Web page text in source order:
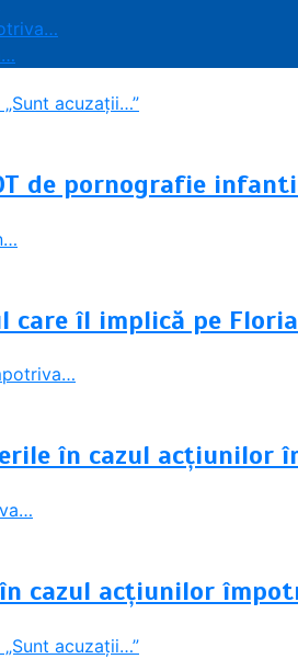
de pornografie
care îl implică pe
în cazul acțiunilor
în cazul acțiunilor